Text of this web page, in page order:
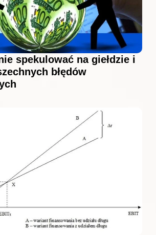
spekulować na giełdzie i
błędów